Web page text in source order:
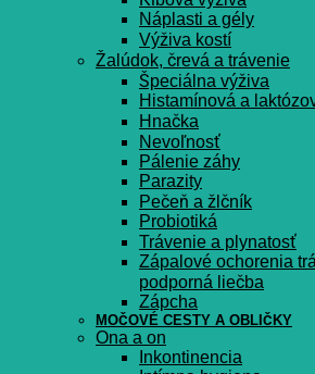
Náplasti a gély
Výživa kostí
Žalúdok, črevá a trávenie
Špeciálna výživa
Histamínová a
Hnačka
Nevoľnosť
Pálenie záhy
Parazity
Pečeň a žlčník
Probiotiká
Trávenie a plynatosť
Zápalové ochorenia
podporná liečba
Zápcha
MOČOVÉ CESTY A OBLIČKY
Ona a on
Inkontinencia